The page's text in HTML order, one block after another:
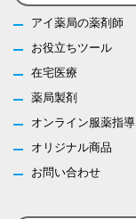
アイ薬局の薬剤師
お役立ちツール
在宅医療
薬局製剤
オンライン服薬指導
オリジナル商品
お問い合わせ